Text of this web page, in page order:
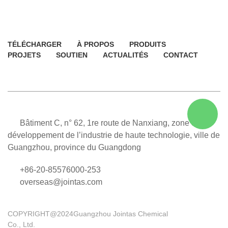
TÉLÉCHARGER À PROPOS
PRODUITS
PROJETS
SOUTIEN ACTUALITÉS CONTACT
Bâtiment C, n° 62, 1re route de Nanxiang, zone de
développement de l’industrie de haute technologie, ville de
Guangzhou, province du Guangdong
+86-20-85576000-253
overseas@jointas.com
COPYRIGHT@2024Guangzhou Jointas Chemical
Co., Ltd.